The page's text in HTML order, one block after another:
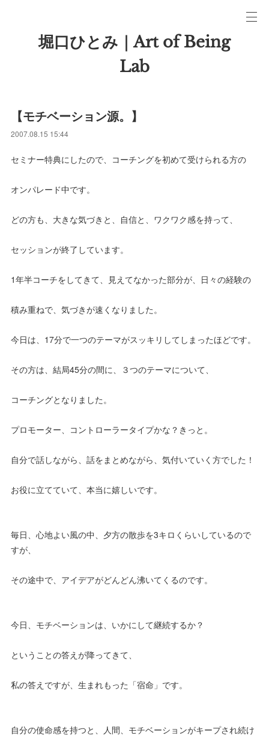
堀口ひとみ｜Art of Being
Lab
【モチベーション源。】
2007.08.15 15:44
セミナー特典にしたので、コーチングを初めて受けられる方の
オンパレード中です。
どの方も、大きな気づきと、自信と、ワクワク感を持って、
セッションが終了しています。
1年半コーチをしてきて、見えてなかった部分が、日々の経験の
積み重ねで、気づきが速くなりました。
今日は、17分で一つのテーマがスッキリしてしまったほどです。
その方は、結局45分の間に、３つのテーマについて、
コーチングとなりました。
プロモーター、コントローラータイプかな？きっと。
自分で話しながら、話をまとめながら、気付いていく方でした！
お役に立てていて、本当に嬉しいです。
毎日、心地よい風の中、夕方の散歩を3キロくらいしているので
すが、
その途中で、アイデアがどんどん沸いてくるのです。
今日、モチベーションは、いかにして継続するか？
ということの答えが降ってきて、
私の答えですが、生まれもった「宿命」です。
自分の使命感を持つと、人間、モチベーションがキープされ続け